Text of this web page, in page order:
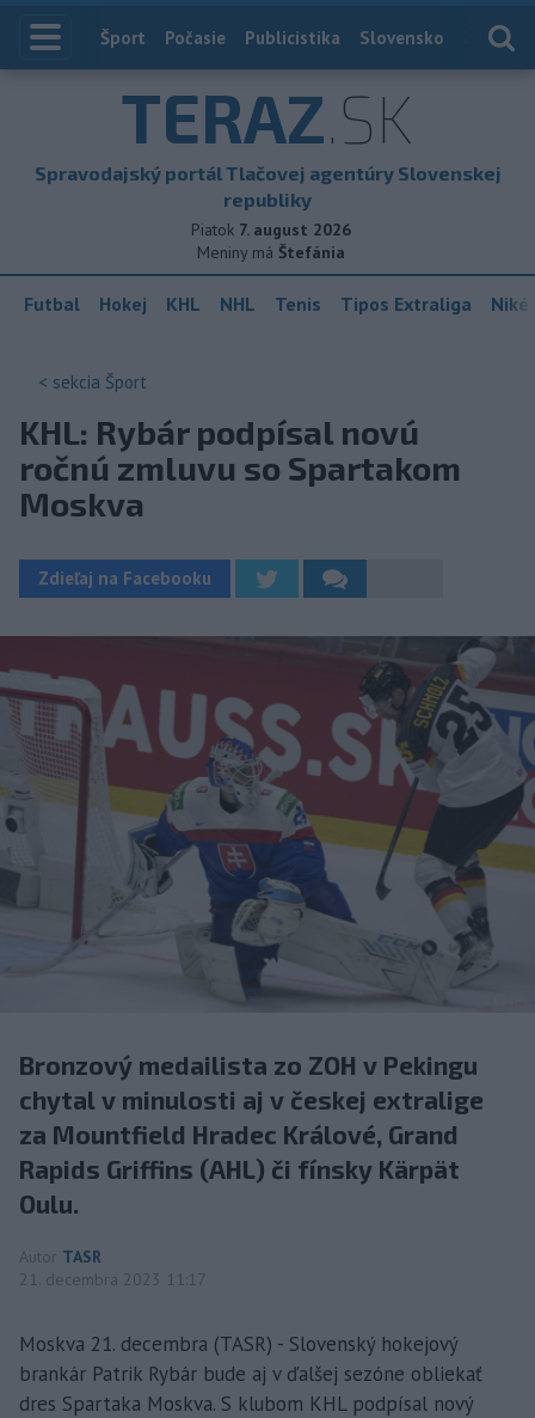
Index
Šport Počasie Publicistika Slovensko
TERAZ.SK
Spravodajský portál Tlačovej agentúry Slovenskej
republiky
Piatok 7. august 2026
Meniny má Štefánia
Futbal Hokej KHL NHL Tenis Tipos Extraliga
< sekcia Šport
KHL: Rybár podpísal novú
ročnú zmluvu so Spartakom
Moskva
Zdieľaj na Facebooku
Bronzový medailista zo ZOH v Pekingu
chytal v minulosti aj v českej extralige
za Mountfield Hradec Králové, Grand
Rapids Griffins (AHL) či fínsky Kärpät
Oulu.
Autor TASR
21. decembra 2023 11:17
Moskva 21. decembra (TASR) - Slovenský hokejový
brankár Patrik Rybár bude aj v ďalšej sezóne obliekať
dres Spartaka Moskva. S klubom KHL podpísal nový